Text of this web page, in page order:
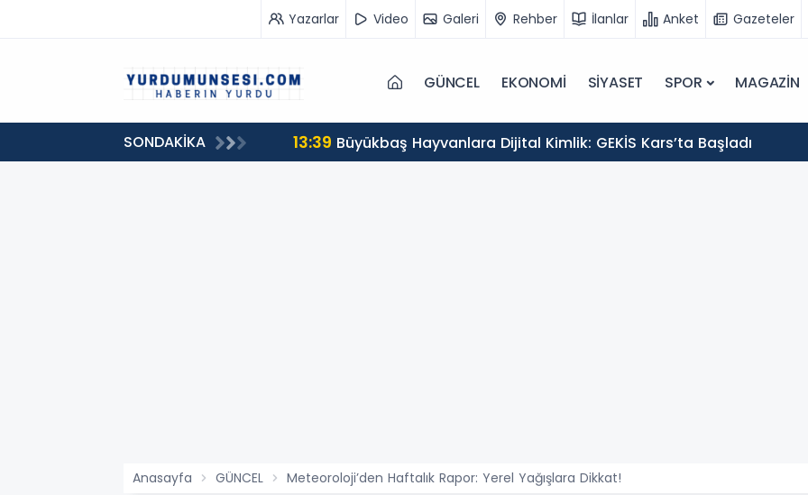
Yazarlar Video Galeri Rehber İlanlar Anket Gazeteler
GÜNCEL EKONOMİ SİYASET SPOR MAGAZİN
SONDAKİKA
milyon 549 bin 594 TL. bağış 13:39 Büyükbaş Hayvanlara Dijital Kimlik: GEKİS Kars’ta Başladı
Anasayfa GÜNCEL Meteoroloji’den Haftalık Rapor: Yerel Yağışlara Dikkat!